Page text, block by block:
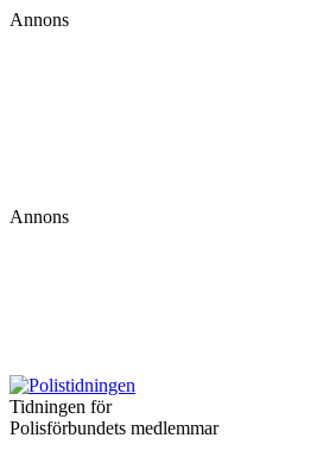
Annons
Annons
Tidningen för
Polisförbundets medlemmar